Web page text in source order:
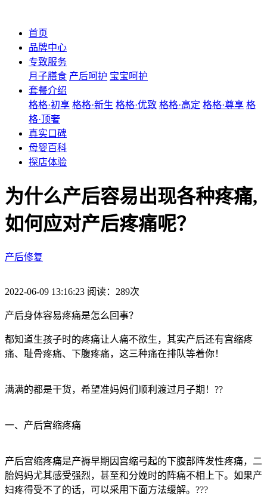
首页
品牌中心
专致服务
月子膳食 产后呵护 宝宝呵护
套餐介绍
格格·初享 格格·新生 格格·优致 格格·高定 格格·尊享 格
格·顶奢
真实口碑
母婴百科
探店体验
为什么产后容易出现各种疼痛,
如何应对产后疼痛呢？
产后修复
2022-06-09 13:16:23 阅读：289次
产后身体容易疼痛是怎么回事？
都知道生孩子时的疼痛让人痛不欲生，其实产后还有宫缩疼
痛、耻骨疼痛、下腹疼痛，这三种痛在排队等着你！
满满的都是干货，希望准妈妈们顺利渡过月子期！??
一、产后宫缩疼痛
产后宫缩疼痛是产褥早期因宫缩弓起的下腹部阵发性疼痛，二
胎妈妈尤其感受强烈，甚至和分娩时的阵痛不相上下。如果产
妇疼得受不了的话，可以采用下面方法缓解。???